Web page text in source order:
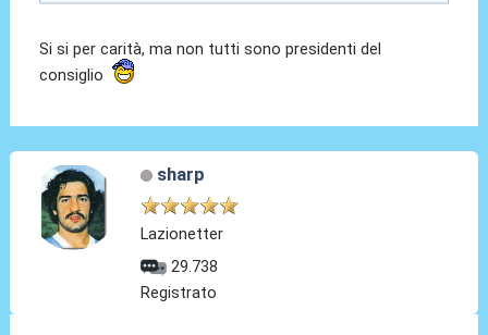
Si si per carità, ma non tutti sono presidenti del
consiglio
sharp
Lazionetter
29.738
Registrato